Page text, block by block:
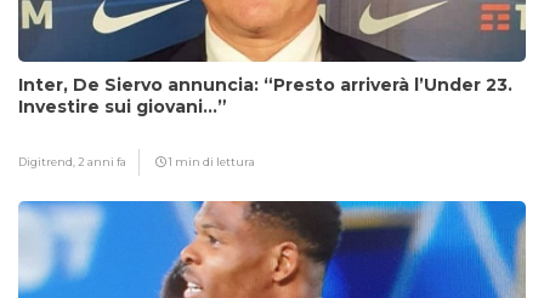
Inter, De Siervo annuncia: “Presto arriverà l’Under 23.
Investire sui giovani…”
Digitrend, 2 anni fa 1 min di lettura